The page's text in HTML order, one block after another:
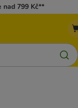
nad 799 Kč**